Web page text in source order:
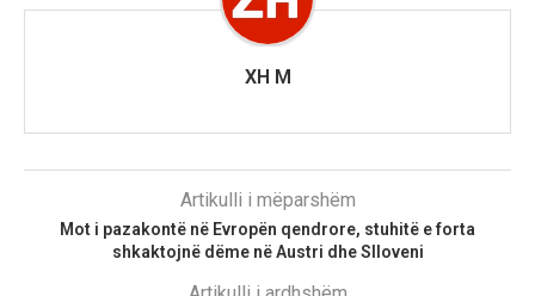
XH M
Artikulli i mëparshëm
Mot i pazakontë në Evropën qendrore, stuhitë e forta
shkaktojnë dëme në Austri dhe Slloveni